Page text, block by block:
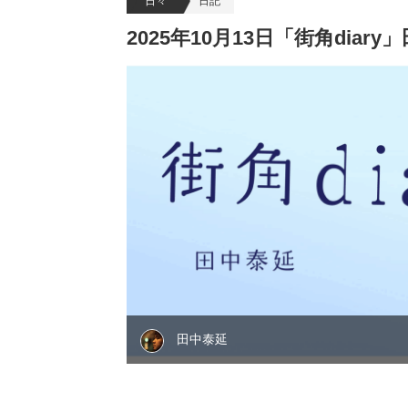
2025年10月13日「街角diary
田中泰延